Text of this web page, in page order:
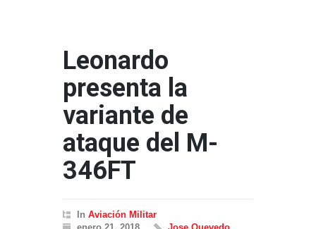
Leonardo
presenta la
variante de
ataque del M-
346FT
In Aviación Militar